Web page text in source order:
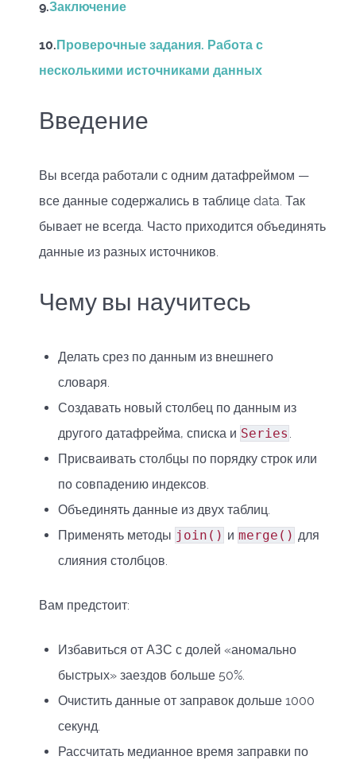
9.Заключение
10.Проверочные задания. Работа с
несколькими источниками данных
Введение
Вы всегда работали с одним датафреймом —
все данные содержались в таблице data. Так
бывает не всегда. Часто приходится объединять
данные из разных источников.
Чему вы научитесь
Делать срез по данным из внешнего
словаря.
Создавать новый столбец по данным из
другого датафрейма, списка и Series .
Присваивать столбцы по порядку строк или
по совпадению индексов.
Объединять данные из двух таблиц.
Применять методы join() и merge() для
слияния столбцов.
Вам предстоит:
Избавиться от АЗС с долей «аномально
быстрых» заездов больше 50%.
Очистить данные от заправок дольше 1000
секунд.
Рассчитать медианное время заправки по